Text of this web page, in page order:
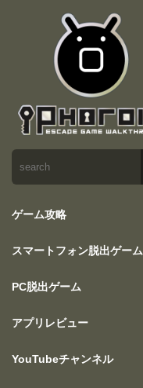
ゲーム攻略
スマートフォン脱出ゲーム
PC脱出ゲーム
アプリレビュー
YouTubeチャンネル